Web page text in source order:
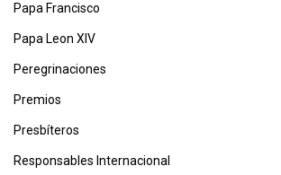
Papa Francisco
Papa Leon XIV
Peregrinaciones
Premios
Presbíteros
Responsables Internacional